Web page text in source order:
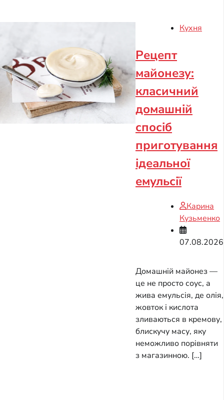
Кухня
Рецепт
майонезу:
класичний
домашній
спосіб
приготування
ідеальної
емульсії
Карина
Кузьменко
07.08.2026
Домашній майонез —
це не просто соус, а
жива емульсія, де олія,
жовток і кислота
зливаються в кремову,
блискучу масу, яку
неможливо порівняти
з магазинною. […]